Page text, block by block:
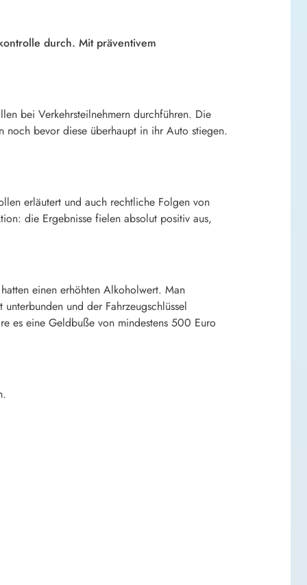
durch. Mit präventivem
bei Verkehrsteilnehmern durchführen. Die
noch bevor diese überhaupt in ihr Auto stiegen.
erläutert und auch rechtliche Folgen von
die Ergebnisse fielen absolut positiv aus,
einen erhöhten Alkoholwert. Man
und der Fahrzeugschlüssel
es eine Geldbuße von mindestens 500 Euro